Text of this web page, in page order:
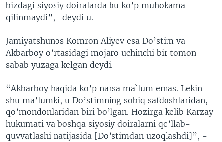
bizdagi siyosiy doiralarda bu ko’p muhokama
qilinmaydi”,- deydi u.
Jamiyatshunos Komron Aliyev esa Do’stim va
Akbarboy o’rtasidagi mojaro uchinchi bir tomon
sabab yuzaga kelgan deydi.
“Akbarboy haqida ko’p narsa ma`lum emas. Lekin
shu ma’lumki, u Do’stimning sobiq safdoshlaridan,
qo’mondonlaridan biri bo’lgan. Hozirga kelib Karzay
hukumati va boshqa siyosiy doiralarni qo’llab-
quvvatlashi natijasida [Do’stimdan uzoqlashdi]”, -